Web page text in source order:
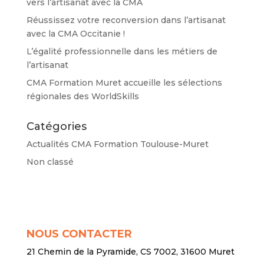
vers l’artisanat avec la CMA
Réussissez votre reconversion dans l’artisanat
avec la CMA Occitanie !
L’égalité professionnelle dans les métiers de
l’artisanat
CMA Formation Muret accueille les sélections
régionales des WorldSkills
Catégories
Actualités CMA Formation Toulouse-Muret
Non classé
NOUS CONTACTER
21 Chemin de la Pyramide, CS 7002, 31600 Muret